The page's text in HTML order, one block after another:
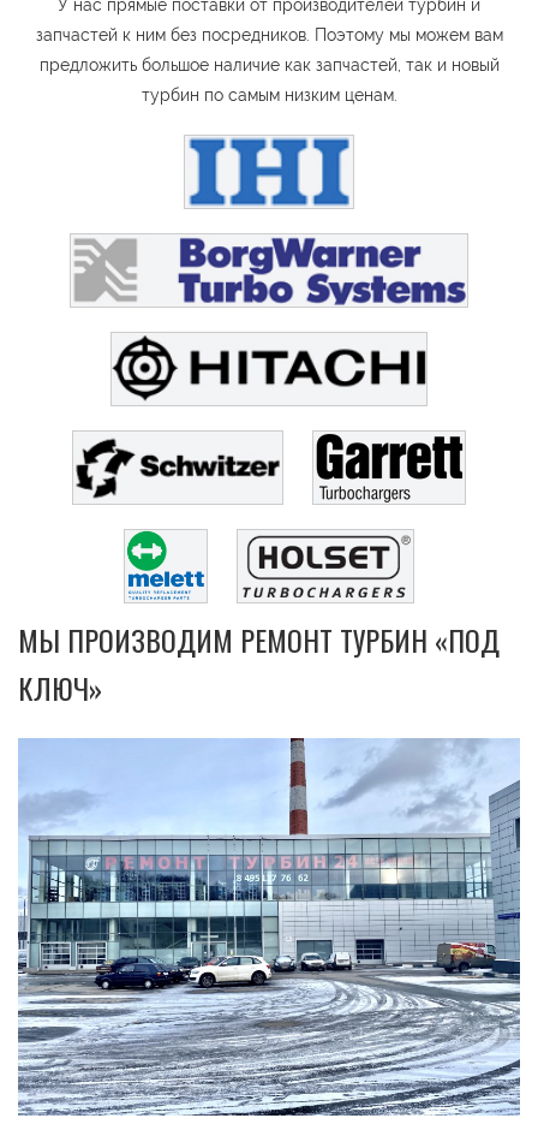
У нас прямые поставки от производителей турбин и
запчастей к ним без посредников. Поэтому мы можем вам
предложить большое наличие как запчастей, так и новый
турбин по самым низким ценам.
МЫ ПРОИЗВОДИМ РЕМОНТ ТУРБИН «ПОД
КЛЮЧ»